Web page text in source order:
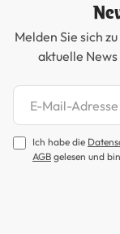
Melden Sie sich
aktuelle
Newsletter
Ich habe die
AGB gelesen und